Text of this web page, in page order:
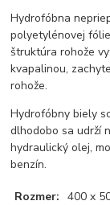
Hydrofóbna
polyetylénovej
štruktúra rohože
kvapalinou,
rohože.
Hydrofóbny biely
dlhodobo sa udrží
hydraulický olej,
benzín.
Rozmer: 400 x